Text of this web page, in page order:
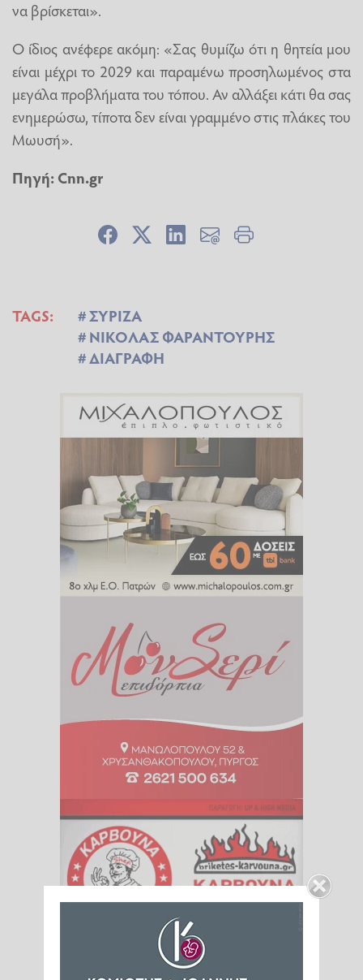
να βρίσκεται».
Ο ίδιος ανέφερε ακόμη: «Σας θυμίζω ότι η θητεία μου
είναι μέχρι το 2029 και παραμένω προσηλωμένος στα
μεγάλα προβλήματα του τόπου. Αν αλλάξει κάτι θα σας
ενημερώσω, τίποτα δεν είναι γραμμένο στις πλάκες του
Μωυσή».
Πηγή: Cnn.gr
TAGS:
ΣΥΡΙΖΑ
ΝΙΚΟΛΑΣ ΦΑΡΑΝΤΟΥΡΗΣ
ΔΙΑΓΡΑΦΗ